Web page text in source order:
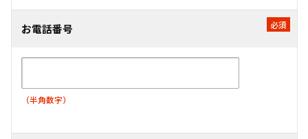
お電話番号
（半角数字）